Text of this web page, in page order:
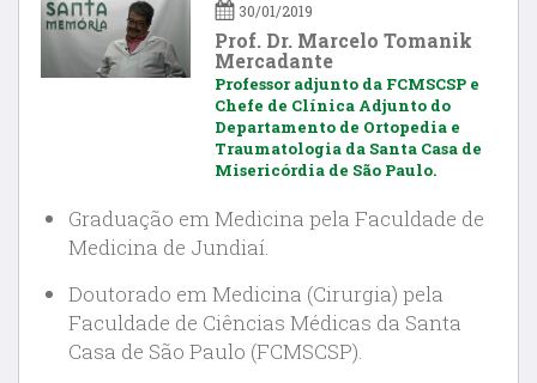
30/01/2019
Prof. Dr. Marcelo Tomanik
Mercadante
Professor adjunto da FCMSCSP e
Chefe de Clínica Adjunto do
Departamento de Ortopedia e
Traumatologia da Santa Casa de
Misericórdia de São Paulo.
Graduação em Medicina pela Faculdade de
Medicina de Jundiaí.
Doutorado em Medicina (Cirurgia) pela
Faculdade de Ciências Médicas da Santa
Casa de São Paulo (FCMSCSP).